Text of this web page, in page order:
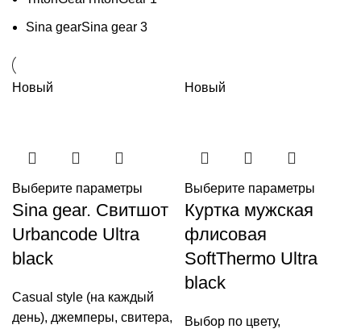
Sina gearSina gear 3
Новый
Выберите параметры
Sina gear. Свитшот
Urbancode Ultra
black
Casual style (на каждый
день), джемперы, свитера,
Новый
Выберите параметры
Куртка мужская
флисовая
SoftThermo Ultra
black
Выбор по цвету,